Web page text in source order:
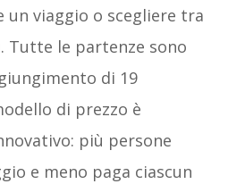
viaggio o scegliere tra
Tutte le partenze sono
di 19
di prezzo è
più persone
e meno paga ciascun